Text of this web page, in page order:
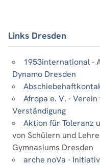
Links Dresden
1953international -
Dynamo Dresden
Afropa e. V. -
Verständigung
Aktion für Toleranz
von Schülern und
Gymnasiums Dresden
arche noVa -